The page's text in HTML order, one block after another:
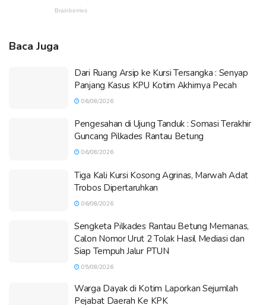
Baca Juga
Dari Ruang Arsip ke Kursi Tersangka : Senyap
Panjang Kasus KPU Kotim Akhirnya Pecah
06/08/2026
Pengesahan di Ujung Tanduk : Somasi Terakhir
Guncang Pilkades Rantau Betung
06/08/2026
Tiga Kali Kursi Kosong Agrinas, Marwah Adat
Trobos Dipertaruhkan
06/08/2026
Sengketa Pilkades Rantau Betung Memanas,
Calon Nomor Urut 2 Tolak Hasil Mediasi dan
Siap Tempuh Jalur PTUN
05/08/2026
Warga Dayak di Kotim Laporkan Sejumlah
Pejabat Daerah Ke KPK